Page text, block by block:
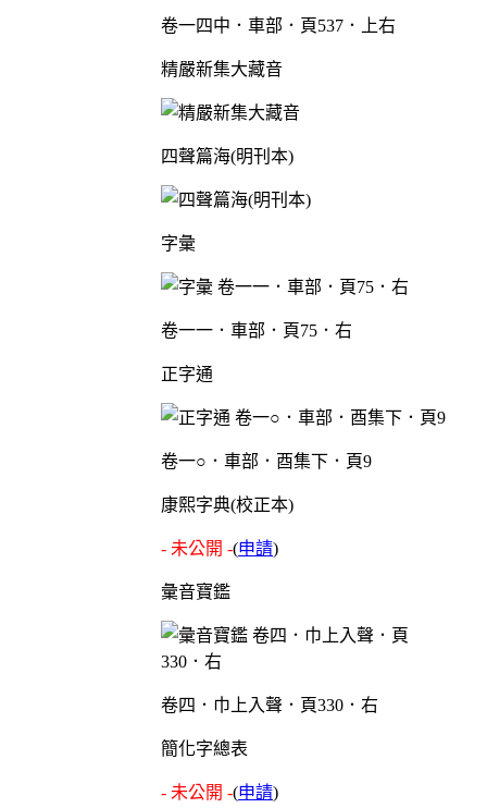
卷一四中．車部．頁537．上右
精嚴新集大藏音
四聲篇海(明刊本)
字彙
卷一一．車部．頁75．右
正字通
卷一○．車部．酉集下．頁9
康熙字典(校正本)
- 未公開 -(申請)
彙音寶鑑
卷四．巾上入聲．頁330．右
簡化字總表
- 未公開 -(申請)